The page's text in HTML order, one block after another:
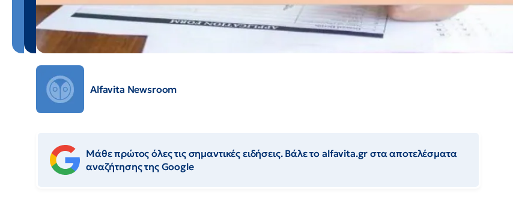
Alfavita Newsroom
Μάθε πρώτος όλες τις σημαντικές ειδήσεις. Βάλε το alfavita.gr στα αποτελέσματα
αναζήτησης της Google